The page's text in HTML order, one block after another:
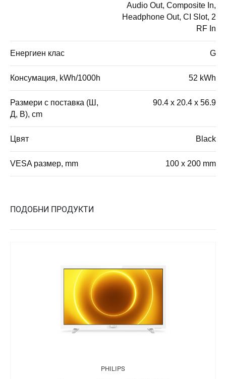
Audio Out, Composite In,
Headphone Out, CI Slot, 2
RF In
Енергиен клас G
Консумация, kWh/1000h 52 kWh
Размери с поставка (Ш,
Д, В), cm
90.4 x 20.4 x 56.9
Цвят Black
VESA размер, mm 100 x 200 mm
ПОДОБНИ ПРОДУКТИ
PHILIPS